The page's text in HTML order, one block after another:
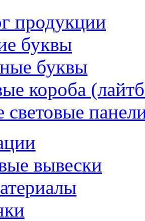
продукции
буквы
буквы
короба
световые
вывески